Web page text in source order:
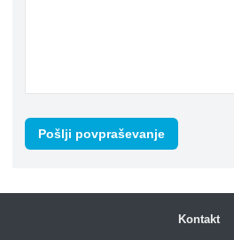
Kontakt